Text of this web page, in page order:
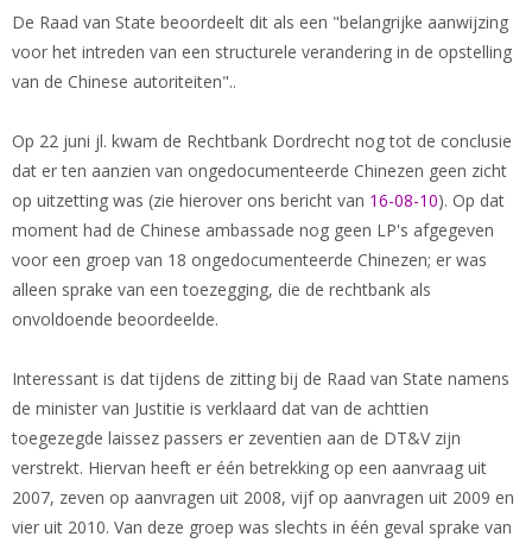
De Raad van State beoordeelt dit als een "belangrijke aanwijzing
voor het intreden van een structurele verandering in de opstelling
van de Chinese autoriteiten"..
Op 22 juni jl. kwam de Rechtbank Dordrecht nog tot de conclusie
dat er ten aanzien van ongedocumenteerde Chinezen geen zicht
op uitzetting was (zie hierover ons bericht van 16-08-10). Op dat
moment had de Chinese ambassade nog geen LP's afgegeven
voor een groep van 18 ongedocumenteerde Chinezen; er was
alleen sprake van een toezegging, die de rechtbank als
onvoldoende beoordeelde.
Interessant is dat tijdens de zitting bij de Raad van State namens
de minister van Justitie is verklaard dat van de achttien
toegezegde laissez passers er zeventien aan de DT&V zijn
verstrekt. Hiervan heeft er één betrekking op een aanvraag uit
2007, zeven op aanvragen uit 2008, vijf op aanvragen uit 2009 en
vier uit 2010. Van deze groep was slechts in één geval sprake van